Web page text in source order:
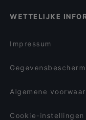
Sumo Nijmegen
Restaurants die
WETTELIJKE
Impressum
Algemene
Cookie-instellingen